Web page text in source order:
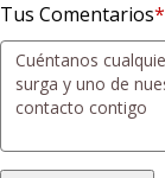
Tus Comentarios*